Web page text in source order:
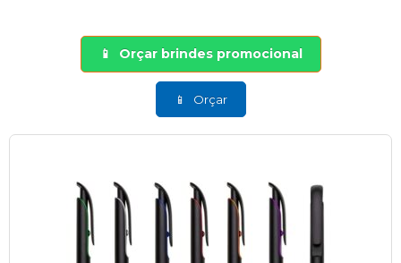
Orçar brindes promocional
Orçar